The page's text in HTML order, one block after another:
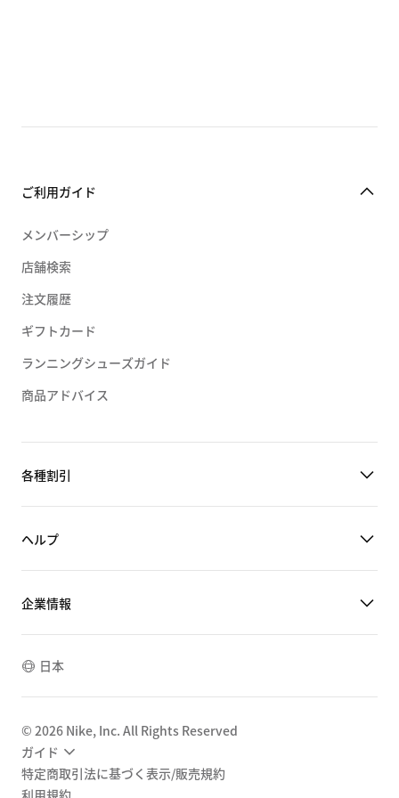
ご利用ガイド
メンバーシップ
店舗検索
注文履歴
ギフトカード
ランニングシューズガイド
商品アドバイス
各種割引
ヘルプ
企業情報
日本
© 2026 Nike, Inc. All Rights Reserved
ガイド
特定商取引法に基づく表示/販売規約
利用規約